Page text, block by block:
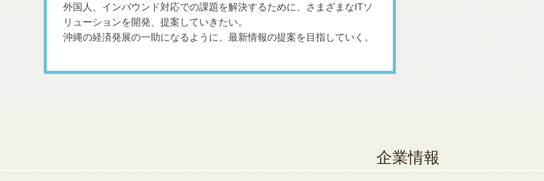
外国人、インバウンド対応での課題を解決するために、さまざまなITソ
リューションを開発、提案していきたい。
沖縄の経済発展の一助になるように、最新情報の提案を目指していく。
企業情報